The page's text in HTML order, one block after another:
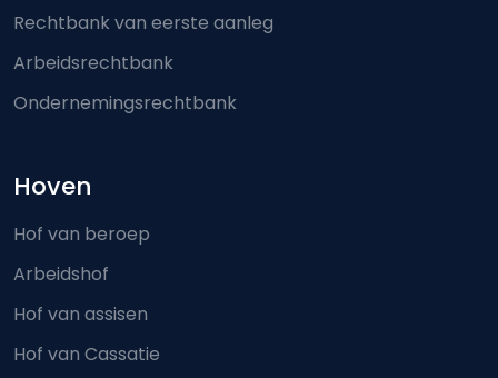
Rechtbank van eerste aanleg
Arbeidsrechtbank
Ondernemingsrechtbank
Hoven
Hof van beroep
Arbeidshof
Hof van assisen
Hof van Cassatie